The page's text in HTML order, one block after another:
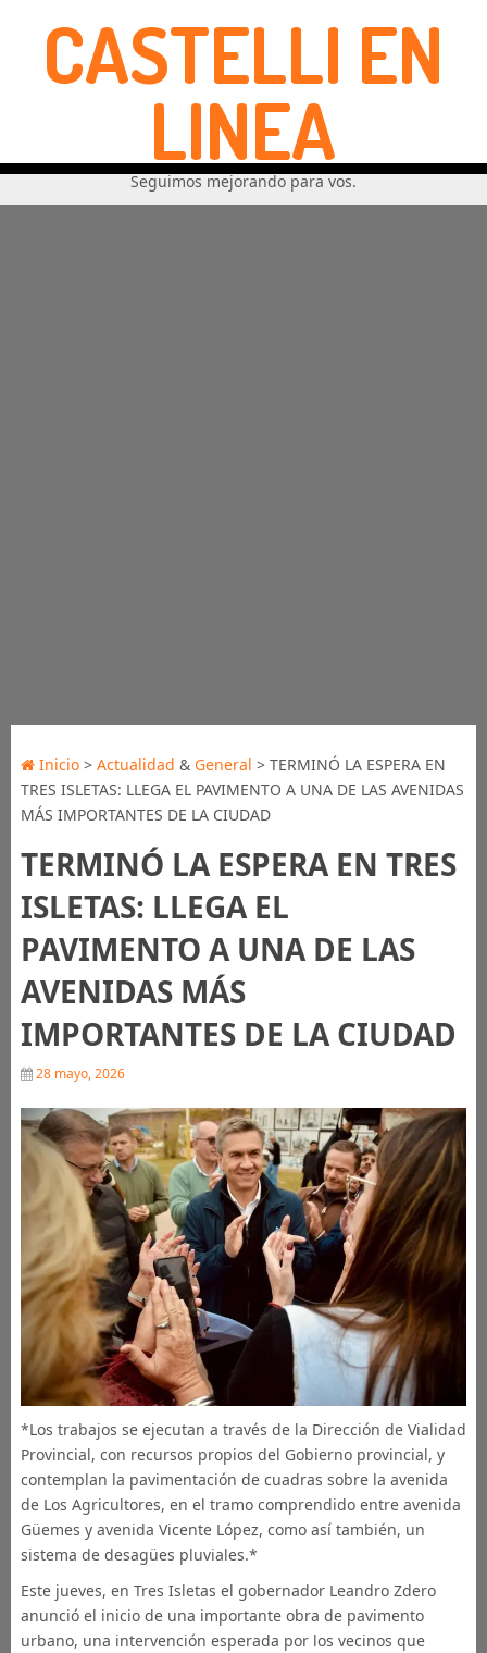
CASTELLI EN
LINEA
Seguimos mejorando para vos.
Inicio> Actualidad & General > TERMINÓ LA ESPERA EN
TRES ISLETAS: LLEGA EL PAVIMENTO A UNA DE LAS AVENIDAS
MÁS IMPORTANTES DE LA CIUDAD
TERMINÓ LA ESPERA EN TRES
ISLETAS: LLEGA EL
PAVIMENTO A UNA DE LAS
AVENIDAS MÁS
IMPORTANTES DE LA CIUDAD
28 mayo, 2026
*Los trabajos se ejecutan a través de la Dirección de Vialidad
Provincial, con recursos propios del Gobierno provincial, y
contemplan la pavimentación de cuadras sobre la avenida
de Los Agricultores, en el tramo comprendido entre avenida
Güemes y avenida Vicente López, como así también, un
sistema de desagües pluviales.*
Este jueves, en Tres Isletas el gobernador Leandro Zdero
anunció el inicio de una importante obra de pavimento
urbano, una intervención esperada por los vecinos que